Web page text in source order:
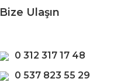
Bize Ulaşın
0 312 317 17 48
0 537 823 55 29